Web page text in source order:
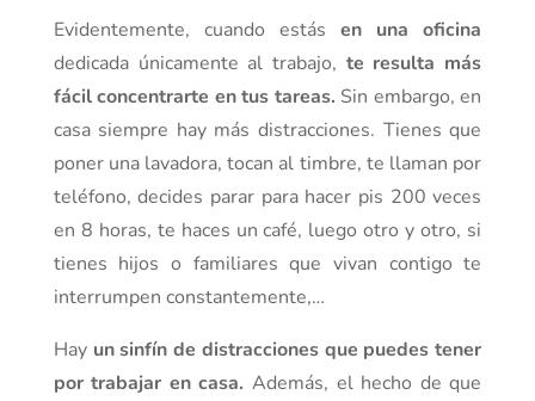
Evidentemente, cuando estásen una oficina
dedicada únicamente al trabajo, te resulta más
fácil concentrarte en tus tareas. Sin embargo, en
casa siempre hay más distracciones. Tienes que
poner una lavadora, tocan al timbre, te llaman por
teléfono, decides parar para hacer pis 200 veces
en 8 horas, te haces un café, luego otro y otro, si
tienes hijos o familiares que vivan contigo te
interrumpen constantemente,…
Hay un sinfín de distracciones que puedes tener
por trabajar en casa. Además, el hecho de que